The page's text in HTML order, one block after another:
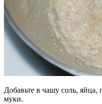
Добавьте в чашу соль,
муки.